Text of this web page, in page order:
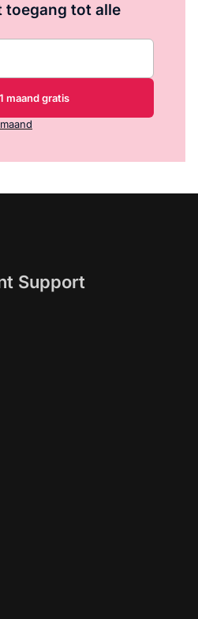
toegang tot alle
maand gratis
Support